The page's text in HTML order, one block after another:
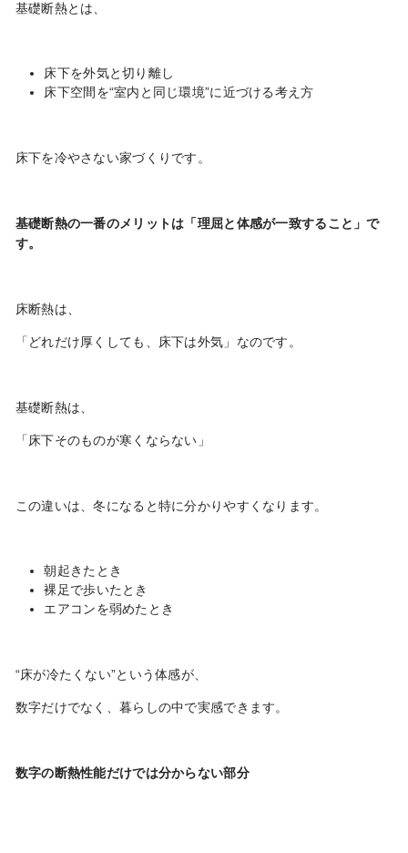
基礎断熱とは、
床下を外気と切り離し
床下空間を“室内と同じ環境”に近づける考え方
床下を冷やさない家づくりです。
基礎断熱の一番のメリットは「理屈と体感が一致すること」で
す。
床断熱は、
「どれだけ厚くしても、床下は外気」なのです。
基礎断熱は、
「床下そのものが寒くならない」
この違いは、冬になると特に分かりやすくなります。
朝起きたとき
裸足で歩いたとき
エアコンを弱めたとき
“床が冷たくない”という体感が、
数字だけでなく、暮らしの中で実感できます。
数字の断熱性能だけでは分からない部分